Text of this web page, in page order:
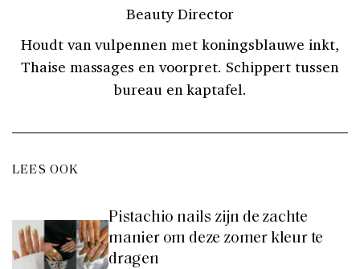
Beauty Director
Houdt van vulpennen met koningsblauwe inkt,
Thaise massages en voorpret. Schippert tussen
bureau en kaptafel.
LEES OOK
Pistachio nails zijn de zachte
manier om deze zomer kleur te
dragen